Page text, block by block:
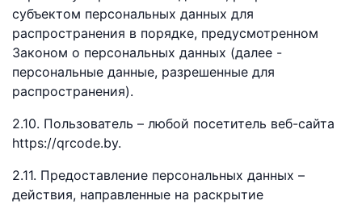
субъектом персональных данных для
распространения в порядке, предусмотренном
Законом о персональных данных (далее -
персональные данные, разрешенные для
распространения).
2.10. Пользователь – любой посетитель веб-сайта
https://qrcode.by.
2.11. Предоставление персональных данных –
действия, направленные на раскрытие